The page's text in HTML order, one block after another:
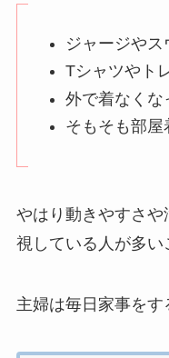
ジャージやス
Tシャツやト
外で着なくな
そもそも部屋
やはり動きやすさ
視している人が多い
主婦は毎日家事をす